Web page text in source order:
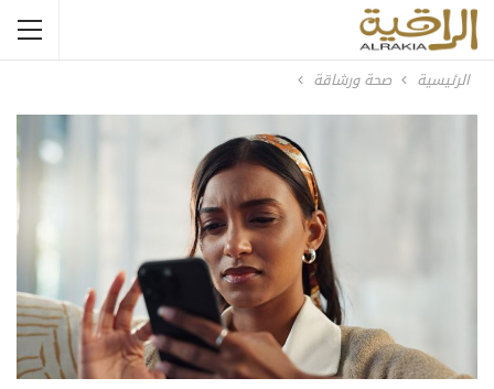
الرئيسية صحة ورشاقة